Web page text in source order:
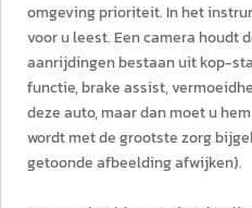
omgeving prioriteit. In het
voor u leest. Een camera houdt
aanrijdingen bestaan uit kop-
functie, brake assist,
deze auto, maar dan moet u
wordt met de grootste zorg
getoonde afbeelding afwijken).